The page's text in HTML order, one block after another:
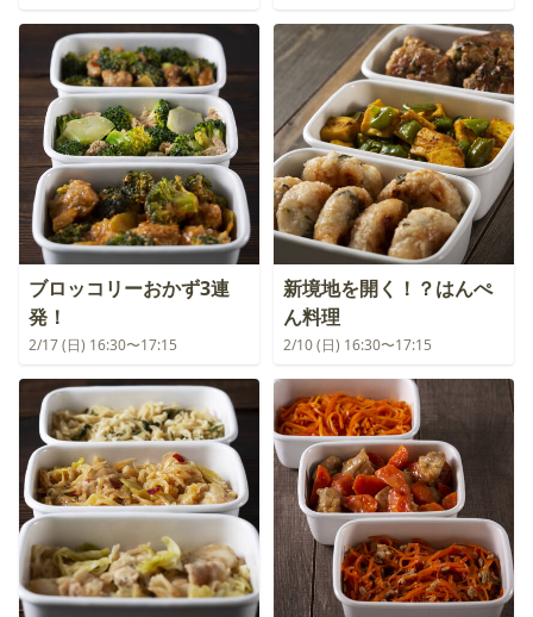
ブロッコリーおかず3連
発！
2/17 (日) 16:30〜17:15
新境地を開く！？はんぺ
ん料理
2/10 (日) 16:30〜17:15